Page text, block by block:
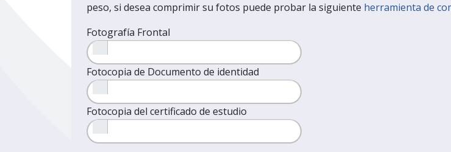
peso, si desea comprimir su fotos puede probar la siguiente herramienta de
Fotografía Frontal
Fotocopia de Documento de identidad
Fotocopia del certificado de estudio